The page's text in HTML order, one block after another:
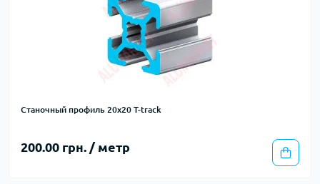
Станочный профиль 20х20 T-track
200.00 грн. / метр